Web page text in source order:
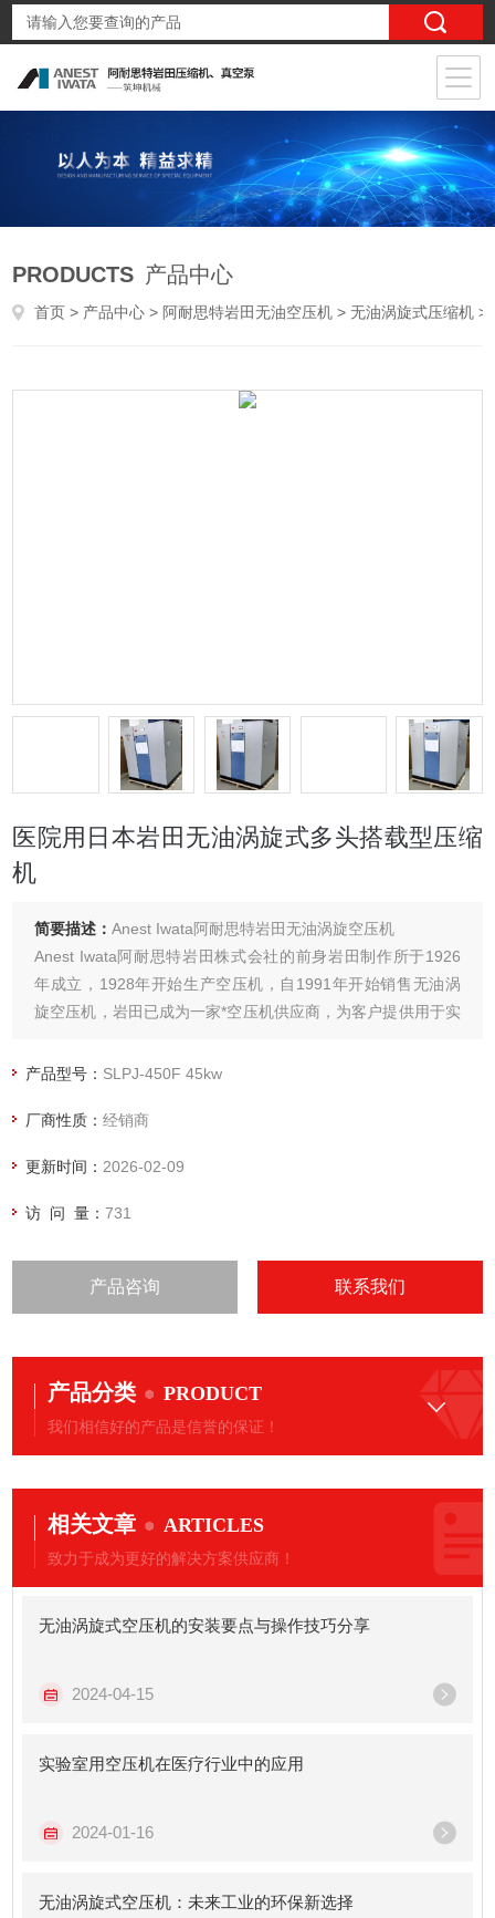
PRODUCTS 产品中心
首页 > 产品中心 > 阿耐思特岩田无油空压机 >无油涡旋式压缩机 > SLPJ-450F 45kw医院用日本岩田无油涡旋式多头搭载型压缩机
医院用日本岩田无油涡旋式多头搭载型压缩
机
简要描述：Anest Iwata阿耐思特岩田无油涡旋空压机
Anest Iwata阿耐思特岩田株式会社的前身岩田制作所于1926
年成立，1928年开始生产空压机，自1991年开始销售无油涡
旋空压机，岩田已成为一家*空压机供应商，为客户提供用于实
品。岩田无油涡旋空压机产品系列从1.5kw到45kw。随着新产
产品型号： SLPJ-450F 45kw
厂商性质：经销商
更新时间： 2026-02-09
访 问 量：731
产品咨询 联系我们
产品分类 PRODUCT
我们相信好的产品是信誉的保证！
相关文章 ARTICLES
致力于成为更好的解决方案供应商！
无油涡旋式空压机的安装要点与操作技巧分享
2024-04-15
实验室用空压机在医疗行业中的应用
2024-01-16
无油涡旋式空压机：未来工业的环保新选择